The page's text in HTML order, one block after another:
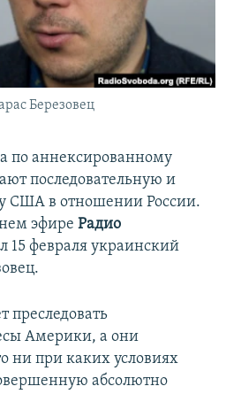
Березовец
по аннексированному
последовательную и
США в отношении России.
эфире Радио
15 февраля украинский
преследовать
Америки, а они
ни при каких условиях
абсолютно